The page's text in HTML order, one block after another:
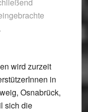
wird zurzeit
in
Osnabrück,
sich die